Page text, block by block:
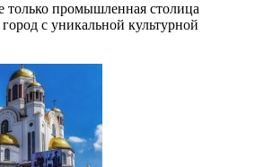
только промышленная столица
с уникальной культурной